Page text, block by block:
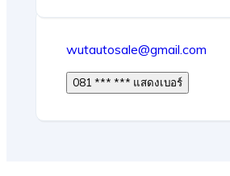
wutautosale@gmail.com
081 *** *** แสดงเบอร์